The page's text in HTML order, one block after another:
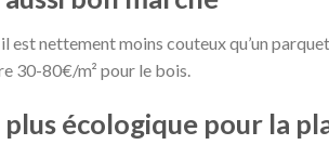
est nettement moins couteux qu’un
30-80€/m² pour le bois.
écologique pour la